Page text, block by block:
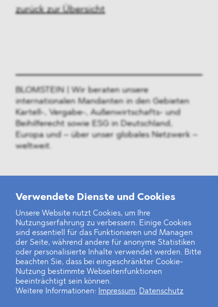
Verwendete Dienste und Cookies
Unsere Website nutzt Cookies, um Ihre
Nutzungserfahrung zu verbessern. Einige Cookies
sind essentiell für das Funktionieren und Managen
der Seite, während andere für anonyme Statistiken
oder personalisierte Inhalte verwendet werden. Bitte
beachten Sie, dass bei eingeschränkter Cookie-
Nutzung bestimmte Webseitenfunktionen
beeinträchtigt sein können.
Weitere Informationen:
Impressum, Datenschutz
zurück zur Übersicht
BLOMSTEIN | Wir beraten unsere
internationalen Mandanten in den Gebieten
Kartell-, Vergabe-, Außenwirtschafts- und
Beihilferecht sowie ESG in Deutschland,
Europa und – über unser globales Netzwerk –
weltweit.
Weitere Neuigkeiten
Finanz- und Energiesektor im Visier
Private Dancer
Game Over?